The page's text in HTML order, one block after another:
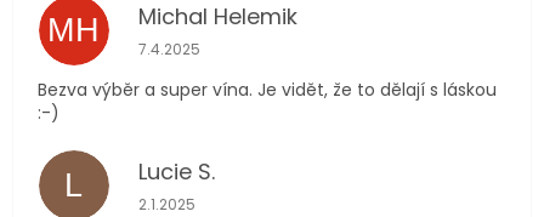
MH Michal Helemik
Hodnocení obchodu je 5 z 5 hvězdiček.
7.4.2025
Bezva výběr a super vína. Je vidět, že to dělají s láskou
:-)
L Lucie S.
Hodnocení obchodu je 5 z 5 hvězdiček.
2.1.2025